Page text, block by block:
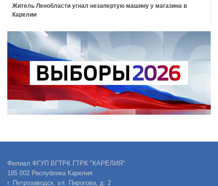
Житель Ленобласти угнал незапертую машину у магазина в
Карелии
Филиал ФГУП ВГТРК ГТРК "КАРЕЛИЯ"
185 002 Республика Карелия
г. Петрозаводск, ул. Пирогова, д. 2